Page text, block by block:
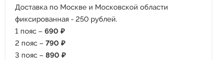
Доставка по Москве и Московской области
фиксированная - 250 рублей.
1 пояс – 690 ₽
2 пояс – 790 ₽
3 пояс – 890 ₽